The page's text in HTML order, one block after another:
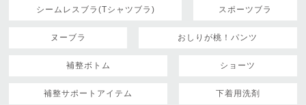
シームレスブラ(Tシャツブラ) スポーツブラ
ヌーブラ おしりが桃！パンツ
補整ボトム ショーツ
補整サポートアイテム 下着用洗剤